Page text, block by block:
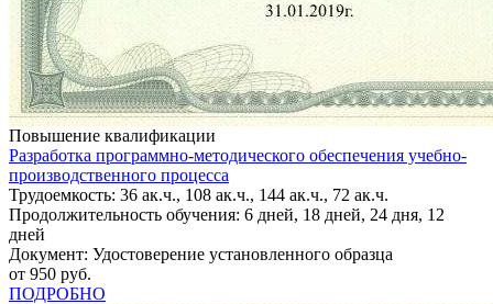
Повышение квалификации
Разработка программно-методического обеспечения учебно-
производственного процесса
Трудоемкость: 36 ак.ч., 108 ак.ч., 144 ак.ч., 72 ак.ч.
Продолжительность обучения: 6 дней, 18 дней, 24 дня, 12
дней
Документ: Удостоверение установленного образца
от 950 руб.
ПОДРОБНО